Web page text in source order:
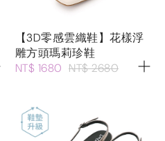
【3D零感雲織鞋】花樣浮
雕方頭瑪莉珍鞋
NT$ 1680 NT$ 2680